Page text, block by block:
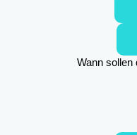
Wann sollen